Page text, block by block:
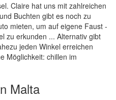
Claire hat uns mit zahlreichen
Buchten gibt es noch zu
mieten, um auf eigene Faust -
zu erkunden ... Alternativ gibt
jeden Winkel erreichen
Möglichkeit: chillen im
Malta